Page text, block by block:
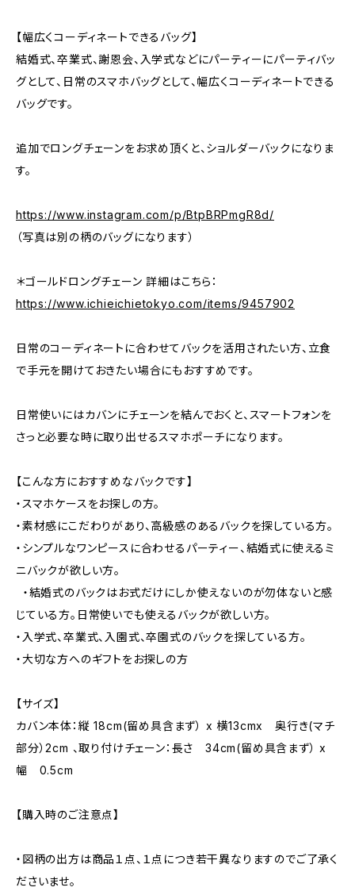
【幅広くコーディネートできるバッグ】
結婚式、卒業式、謝恩会、入学式などにパーティーにパーティバッ
グとして、日常のスマホバッグとして、幅広くコーディネートできる
バッグです。
追加でロングチェーンをお求め頂くと、ショルダーバックになりま
す。
https://www.instagram.com/p/BtpBRPmgR8d/
（写真は別の柄のバッグになります）
＊ゴールドロングチェーン 詳細はこちら：
https://www.ichieichietokyo.com/items/9457902
日常のコーディネートに合わせてバックを活用されたい方、立食
で手元を開けておきたい場合にもおすすめです。
日常使いにはカバンにチェーンを結んでおくと、スマートフォンを
さっと必要な時に取り出せるスマホポーチになります。
【こんな方におすすめなバックです】
・スマホケースをお探しの方。
・素材感にこだわりがあり、高級感のあるバックを探している方。
・シンプルなワンピースに合わせるパーティー、結婚式に使えるミ
ニバックが欲しい方。
・結婚式のバックはお式だけにしか使えないのが勿体ないと感
じている方。日常使いでも使えるバックが欲しい方。
・入学式、卒業式、入園式、卒園式のバックを探している方。
・大切な方へのギフトをお探しの方
【サイズ】
カバン本体：縦 18cm(留め具含まず） x 横13cmx 奥行き(マチ
部分）2cm 、取り付けチェーン：長さ 34cm(留め具含まず） x
幅 0.5cm
【購入時のご注意点】
・図柄の出方は商品１点、１点につき若干異なりますのでご了承く
ださいませ。